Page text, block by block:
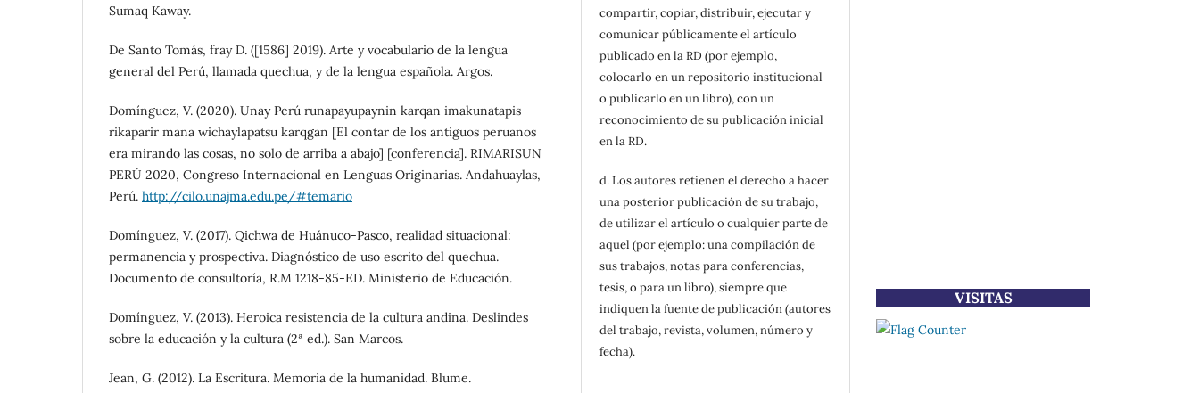
Sumaq Kaway.
De Santo Tomás, fray D. ([1586] 2019). Arte y vocabulario de la lengua
general del Perú, llamada quechua, y de la lengua española. Argos.
Domínguez, V. (2020). Unay Perú runapayupaynin karqan imakunatapis
rikaparir mana wichaylapatsu karqgan [El contar de los antiguos peruanos
era mirando las cosas, no solo de arriba a abajo] [conferencia]. RIMARISUN
PERÚ 2020, Congreso Internacional en Lenguas Originarias. Andahuaylas,
Perú. http://cilo.unajma.edu.pe/#temario
Domínguez, V. (2017). Qichwa de Huánuco-Pasco, realidad situacional:
permanencia y prospectiva. Diagnóstico de uso escrito del quechua.
Documento de consultoría, R.M 1218-85-ED. Ministerio de Educación.
Domínguez, V. (2013). Heroica resistencia de la cultura andina. Deslindes
sobre la educación y la cultura (2ª ed.). San Marcos.
Jean, G. (2012). La Escritura. Memoria de la humanidad. Blume.
compartir, copiar, distribuir, ejecutar y
comunicar públicamente el artículo
publicado en la RD (por ejemplo,
colocarlo en un repositorio institucional
o publicarlo en un libro), con un
reconocimiento de su publicación inicial
en la RD.
d. Los autores retienen el derecho a hacer
una posterior publicación de su trabajo,
de utilizar el artículo o cualquier parte de
aquel (por ejemplo: una compilación de
sus trabajos, notas para conferencias,
tesis, o para un libro), siempre que
indiquen la fuente de publicación (autores
del trabajo, revista, volumen, número y
fecha).
VISITAS